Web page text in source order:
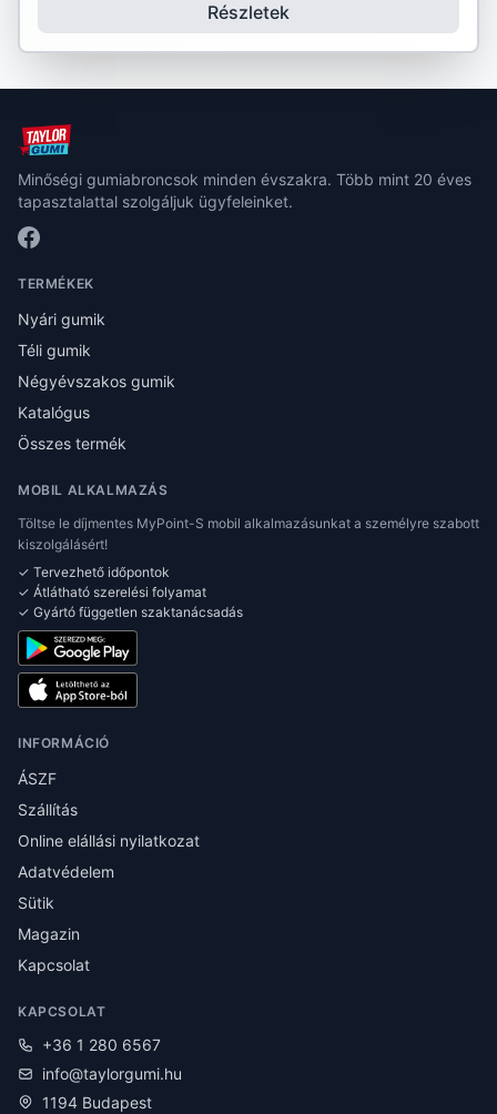
Részletek
Minőségi gumiabroncsok minden évszakra. Több mint 20 éves
tapasztalattal szolgáljuk ügyfeleinket.
TERMÉKEK
Nyári gumik
Téli gumik
Négyévszakos gumik
Katalógus
Összes termék
MOBIL ALKALMAZÁS
Töltse le díjmentes MyPoint-S mobil alkalmazásunkat a személyre szabott
kiszolgálásért!
✓ Tervezhető időpontok
✓ Átlátható szerelési folyamat
✓ Gyártó független szaktanácsadás
INFORMÁCIÓ
ÁSZF
Szállítás
Online elállási nyilatkozat
Adatvédelem
Sütik
Magazin
Kapcsolat
KAPCSOLAT
+36 1 280 6567
info@taylorgumi.hu
1194 Budapest